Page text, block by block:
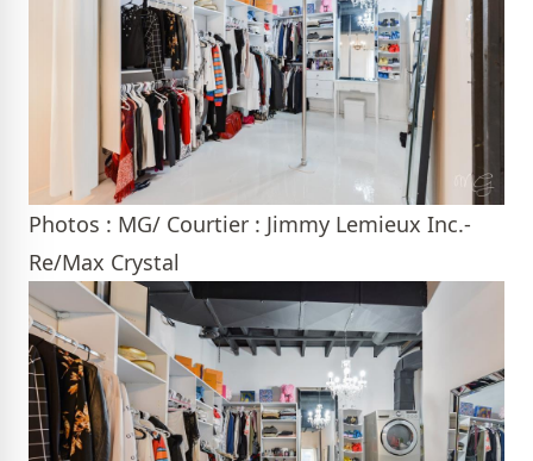
Photos : MG/ Courtier : Jimmy Lemieux Inc.-
Re/Max Crystal